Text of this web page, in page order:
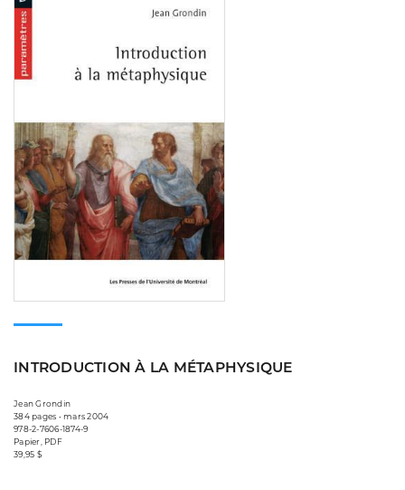
INTRODUCTION À LA MÉTAPHYSIQUE
Jean Grondin
384 pages • mars 2004
978-2-7606-1874-9
Papier, PDF
39,95 $